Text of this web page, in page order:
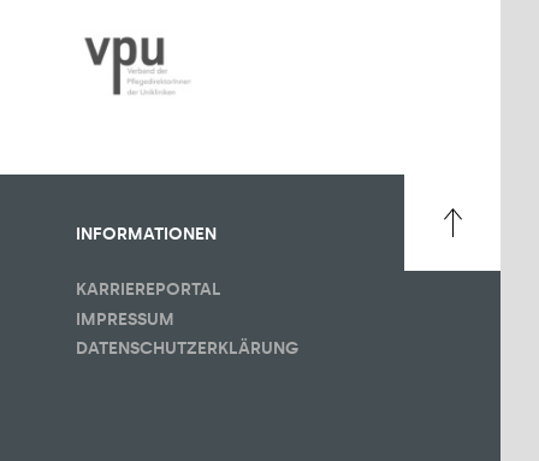
INFORMATIONEN
KARRIEREPORTAL
IMPRESSUM
DATENSCHUTZERKLÄRUNG